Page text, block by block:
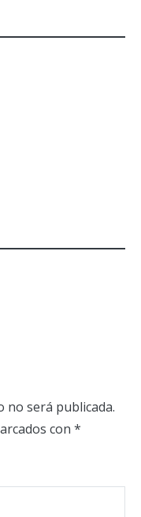
no será publicada.
con *